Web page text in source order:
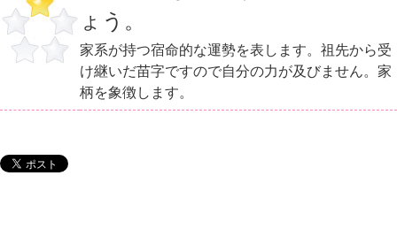
ょう。
家系が持つ宿命的な運勢を表します。祖先から受
け継いだ苗字ですので自分の力が及びません。家
柄を象徴します。